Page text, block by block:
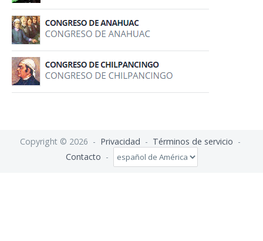
Copyright © 2026 - Privacidad - Términos de servicio -
Contacto -